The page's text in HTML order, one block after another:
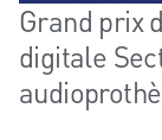
Grand prix
digitale